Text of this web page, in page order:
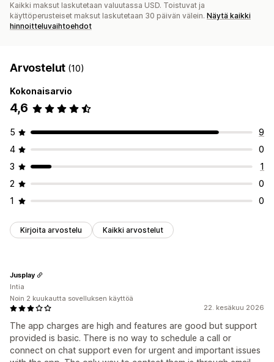
Kaikki maksut laskutetaan valuutassa USD. Toistuvat ja
käyttöperusteiset maksut laskutetaan 30 päivän välein. Näytä kaikki
hinnoitteluvaihtoehdot
Arvostelut (10)
Kokonaisarvio
4,6
5
9
4
0
3
1
2
0
1
0
Kirjoita arvostelu Kaikki arvostelut
22. kesäkuu 2026
The app charges are high and features are good but support
provided is basic. There is no way to schedule a call or
connect on chat support even for urgent and important issues
Jusplay
Intia
Noin 2 kuukautta sovelluksen käyttöä